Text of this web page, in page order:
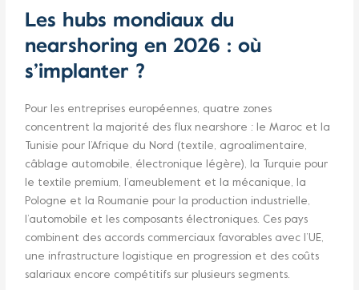
Les hubs mondiaux du
nearshoring en 2026 : où
s’implanter ?
Pour les entreprises européennes, quatre zones
concentrent la majorité des flux nearshore : le Maroc et la
Tunisie pour l’Afrique du Nord (textile, agroalimentaire,
câblage automobile, électronique légère), la Turquie pour
le textile premium, l’ameublement et la mécanique, la
Pologne et la Roumanie pour la production industrielle,
l’automobile et les composants électroniques. Ces pays
combinent des accords commerciaux favorables avec l’UE,
une infrastructure logistique en progression et des coûts
salariaux encore compétitifs sur plusieurs segments.